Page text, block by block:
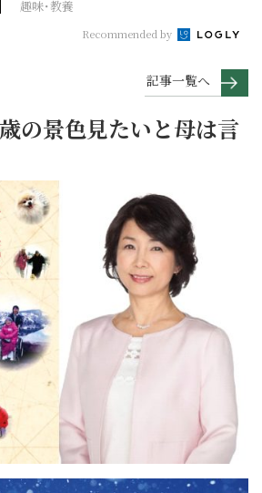
趣味･教養
Recommended by
記事一覧へ
の景色見たいと母は言